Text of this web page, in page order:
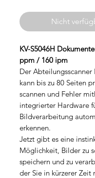
Nicht
KV-S5046H
ppm / 160 ipm
Der Abteilungsscanner
kann bis zu 80 Seiten
scannen und Fehler
integrierter Hardware
Bildverarbeitung
erkennen.
Jetzt gibt es eine
Möglichkeit, Bilder zu
speichern und zu
der Sie in kürzerer Zeit